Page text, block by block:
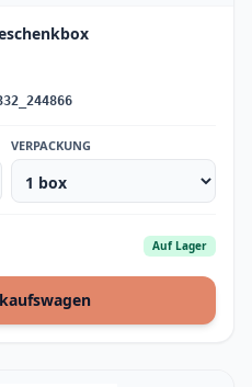
and desi
VERPACKUNG
Auf Lager